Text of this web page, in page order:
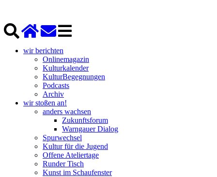
wir berichten
Onlinemagazin
Kulturkalender
KulturBegegnungen
Podcasts
Archiv
wir stoßen an!
anders wachsen
Zukunftsforum
Warngauer Dialog
Spurwechsel
Kultur für die Jugend
Offene Ateliertage
Runder Tisch
Kunst im Schaufenster